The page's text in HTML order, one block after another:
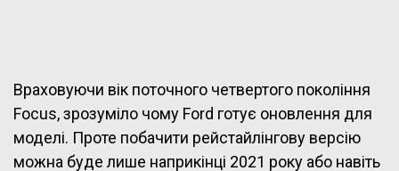
Враховуючи вік поточного четвертого покоління
Focus, зрозуміло чому Ford готує оновлення для
моделі. Проте побачити рейстайлінгову версію
можна буде лише наприкінці 2021 року або навіть